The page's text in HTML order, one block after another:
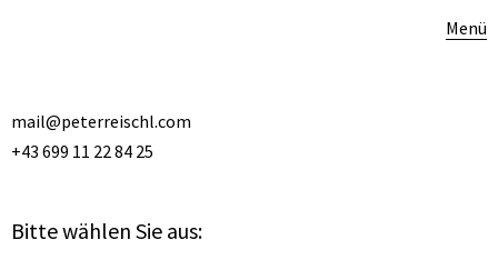
Menü
mail@peterreischl.com
+43 699 11 22 84 25
Bitte wählen Sie aus: